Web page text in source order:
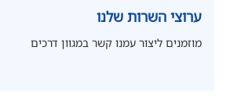
ערוצי השרות שלנו
מוזמנים ליצור עמנו קשר במגוון דרכים